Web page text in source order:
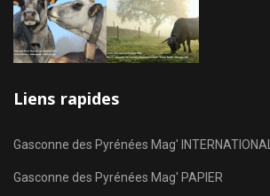
Liens rapides
Gasconne des Pyrénées Mag' INTERNATIONAL
Gasconne des Pyrénées Mag' PAPIER